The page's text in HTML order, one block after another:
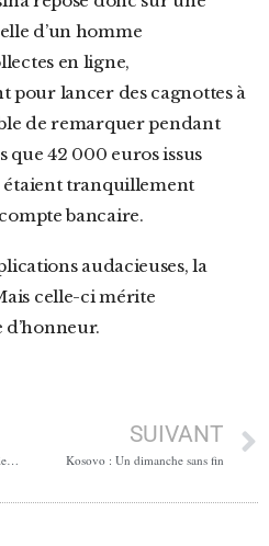
d’un homme
en ligne,
pour lancer des cagnottes à
de remarquer pendant
que 42 000 euros issus
étaient tranquillement
bancaire.
celle-ci mérite
Bernadette Chirac, la dernière gardienne du vieux monde politique français
SUIVANT
Kosovo : Un dimanche sans fin